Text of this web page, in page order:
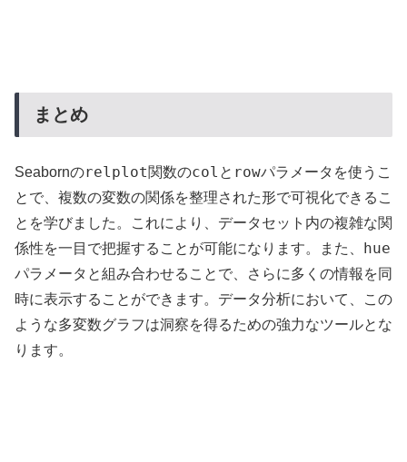
まとめ
Seabornのrelplot関数のcol と rowパラメータを使うこ
とで、複数の変数の関係を整理された形で可視化できるこ
とを学びました。これにより、データセット内の複雑な関
係性を一目で把握することが可能になります。また、 hue
パラメータと組み合わせることで、さらに多くの情報を同
時に表示することができます。データ分析において、この
ような多変数グラフは洞察を得るための強力なツールとな
ります。